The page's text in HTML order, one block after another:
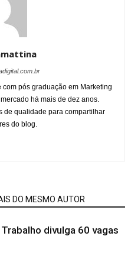
pós graduação em Marketing
há mais de dez anos.
de qualidade para compartilhar
do blog.
DO MESMO AUTOR
divulga 60 vagas